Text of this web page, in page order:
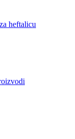
heftalicu